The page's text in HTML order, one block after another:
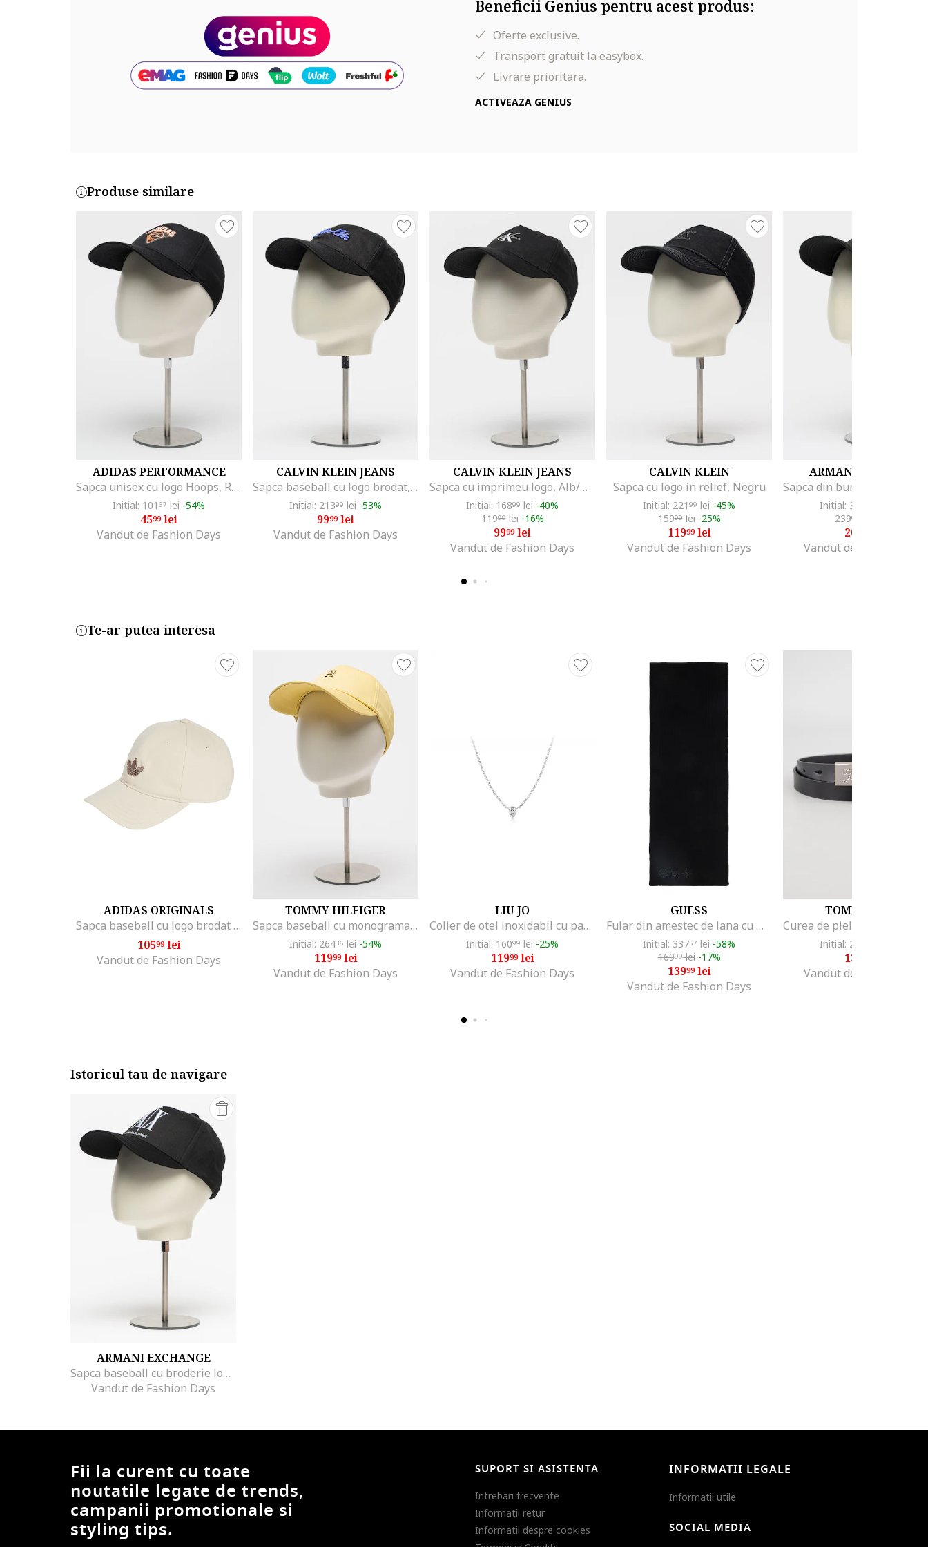
Part number key:
DX9ZSHMBM
Beneficii Genius pentru acest produs:
Oferte exclusive.
Transport gratuit la easybox.
Livrare prioritara.
ACTIVEAZA GENIUS
Produse similare
ADIDAS PERFORMANCE
Sapca unisex cu logo Hoops, Rosu/Negru/Alb murdar
Initial: 101 67 lei -54%
4599lei
Vandut de Fashion Days
CALVIN KLEIN JEANS
Sapca baseball cu logo brodat, Negru/Violet
Initial: 21399 lei -53%
9999lei
Vandut de Fashion Days
CALVIN KLEIN JEANS
Sapca cu imprimeu logo, Alb/Negru
Initial: 16899 lei -40%
11999lei -16%
9999lei
Vandut de Fashion Days
CALVIN KLEIN
Sapca cu logo in relief, Negru
Initial: 221 99 lei -45%
15999lei -25%
11999lei
Vandut de Fashion Days
ARMANI EXCHANGE
Initial: 364
23999
209
Vandut de Fashion Days
Te-ar putea interesa
ADIDAS ORIGINALS
Sapca baseball cu logo brodat Classic, Crem
10599lei
Vandut de Fashion Days
TOMMY HILFIGER
Sapca baseball cu monograma metalica, Galben pai
Initial: 26436 lei -54%
11999lei
Vandut de Fashion Days
LIU JO
Colier de otel inoxidabil cu pandantiv cu zirconia, Argintiu
Initial: 16099 lei -25%
11999lei
Vandut de Fashion Days
GUESS
Fular din amestec de lana cu model monograma, Negru
Initial: 33757 lei -58%
16999lei -17%
13999lei
Vandut de Fashion Days
TOMMY JEANS
Initial: 213
139
Vandut de Fashion Days
Istoricul tau de navigare
ARMANI EXCHANGE
Sapca baseball cu broderie logo, Negru
Vandut de Fashion Days
Fii la curent cu toate
noutatile legate de trends,
campanii promotionale si
styling tips.
SUPORT SI ASISTENTA
Intrebari frecvente
Informatii retur
Informatii despre cookies
INFORMATII LEGALE
Informatii utile
SOCIAL MEDIA